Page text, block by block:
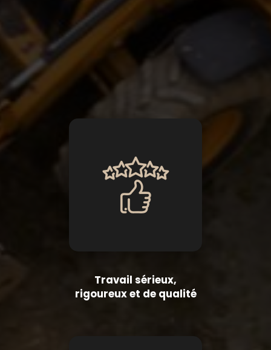
Travail sérieux,
rigoureux et de qualité